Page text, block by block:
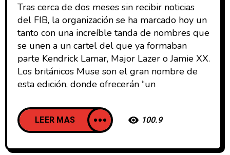
Tras cerca de dos meses sin recibir noticias
del FIB, la organización se ha marcado hoy un
tanto con una increíble tanda de nombres que
se unen a un cartel del que ya formaban
parte Kendrick Lamar, Major Lazer o Jamie XX.
Los británicos Muse son el gran nombre de
esta edición, donde ofrecerán “un
LEER MAS 100.9